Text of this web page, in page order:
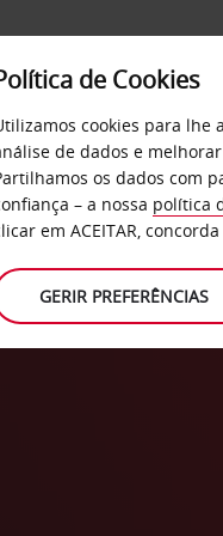
SERVIÇOSde Cookies
cookies para lhe
de dados e
os dados com
– a nossa política
em ACEITAR,
GERIR PREFERÊNCIAS